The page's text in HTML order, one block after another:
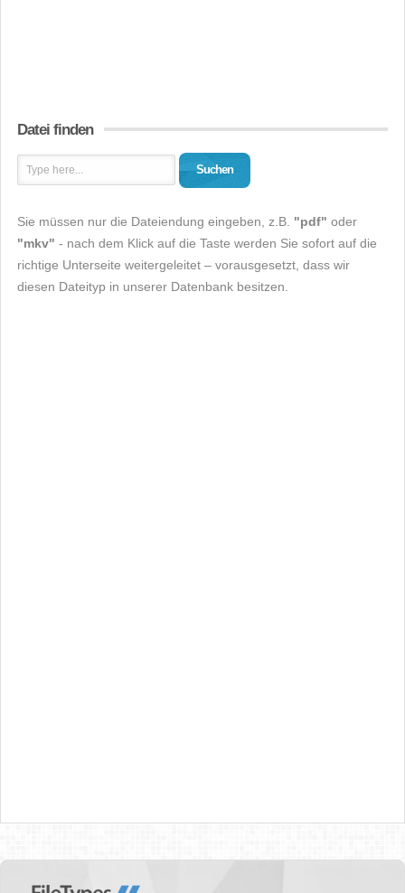
Datei finden
Suchen
Sie müssen nur die Dateiendung eingeben, z.B. "pdf" oder
"mkv" - nach dem Klick auf die Taste werden Sie sofort auf die
richtige Unterseite weitergeleitet – vorausgesetzt, dass wir
diesen Dateityp in unserer Datenbank besitzen.